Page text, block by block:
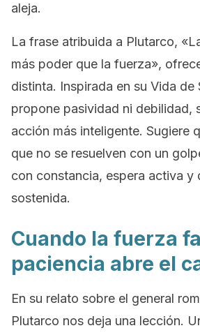
aleja.
La frase atribuida a Plutarco,
más poder que la fuerza»,
distinta. Inspirada en su Vida de
propone pasividad ni debilidad,
acción más inteligente. Sugiere
que no se resuelven con un
con constancia, espera activa y
sostenida.
Cuando la fuerza
paciencia abre el
En su relato sobre el general
Plutarco nos deja una lección.